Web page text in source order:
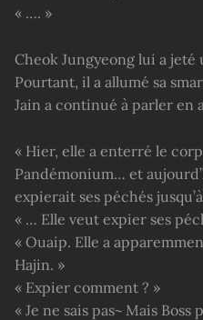
« …. »
Cheok Jungyeong lui a
Pourtant, il a allumé sa
Jain a continué à parler
« Hier, elle a enterré le
Pandémonium… et
expierait ses péchés
« … Elle veut expier ses
« Ouaip. Elle a
Hajin. »
« Expier comment ? »
« Je ne sais pas~ Mais Boss